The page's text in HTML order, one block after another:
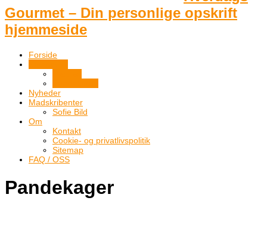
Gourmet – Din personlige opskrift
hjemmeside
Forside
Nyheder
Madskribenter
Sofie Bild
Om
Kontakt
Cookie- og privatlivspolitik
Sitemap
FAQ / OSS
Pandekager